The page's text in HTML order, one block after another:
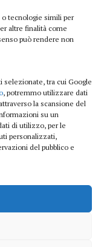
tecnologie simili per
altre finalità come
può rendere non
selezionate, tra cui Google
, potremmo utilizzare dati
la scansione del
su un
di utilizzo, per le
personalizzati,
del pubblico e
EU, un programma di